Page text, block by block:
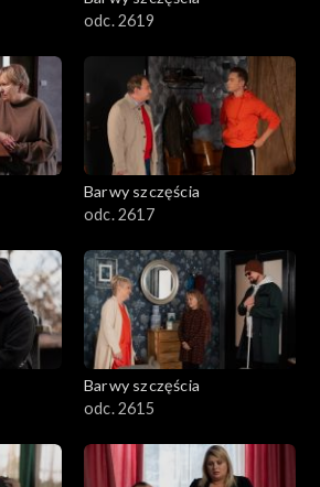
odc. 2619
Barwy szczęścia
odc. 2617
Barwy szczęścia
odc. 2615